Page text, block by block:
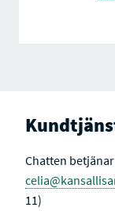
Chatten
11)